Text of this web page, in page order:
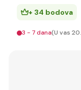
+ 34 bodova
3 - 7 dana(U vas